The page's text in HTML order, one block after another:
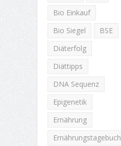
Bio Einkauf
Bio Siegel
BSE
Diäterfolg
Diättipps
DNA Sequenz
Epigenetik
Ernährung
Ernährungstagebuch